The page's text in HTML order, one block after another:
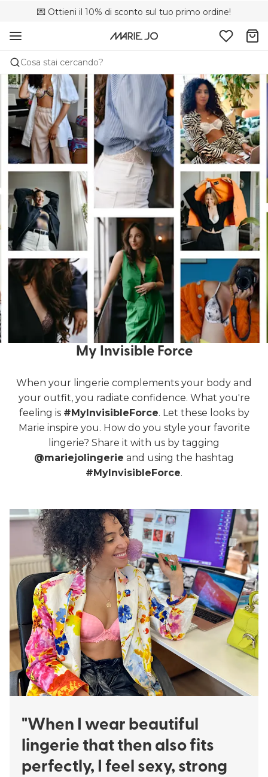
💌 Ottieni il 10% di sconto sul tuo primo ordine!
🚚 Consegna gratuita sopra i €75
📦 Resi gratuiti
Cosa stai cercando?
My Invisible Force
When your lingerie complements your body and
your outfit, you radiate confidence. What you're
feeling is #MyInvisibleForce. Let these looks by
Marie inspire you. How do you style your favorite
lingerie? Share it with us by tagging
@mariejolingerie and using the hashtag
#MyInvisibleForce.
"When I wear beautiful
lingerie that then also fits
perfectly, I feel sexy, strong